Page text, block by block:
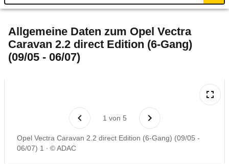
Technische Daten
Rückrufe & Mängel
Allgemeine Daten zum Opel Vectra
Caravan 2.2 direct Edition (6-Gang)
(09/05 - 06/07)
1 von 5
Opel Vectra Caravan 2.2 direct Edition (6-Gang) (09/05 -
06/07) 1
© ADAC